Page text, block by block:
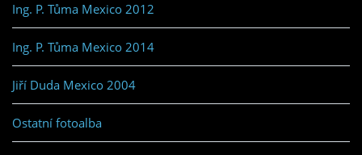
Ing. P. Tůma Mexico 2012
Ing. P. Tůma Mexico 2014
Jiří Duda Mexico 2004
Ostatní fotoalba